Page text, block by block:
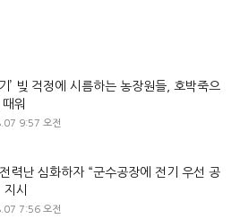
’ 빚 걱정에 시름하는 농장원들, 호박죽으
워
9:57 오전
력난 심화하자 “군수공장에 전기 우선 공
지시
7:56 오전